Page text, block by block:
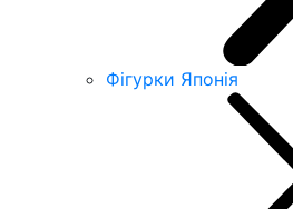
Фігурки Японія